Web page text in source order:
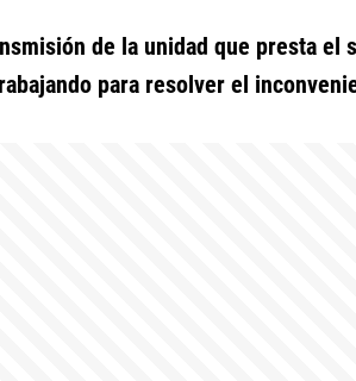
de la unidad que presta el
para resolver el